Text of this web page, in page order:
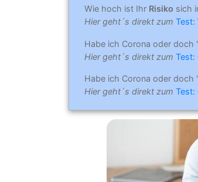
Wie hoch ist Ihr Risiko sich
Hier geht´s direkt zum Test:
Habe ich Corona oder doch
Hier geht´s direkt zum Test:
Habe ich Corona oder doch
Hier geht´s direkt zum Test: